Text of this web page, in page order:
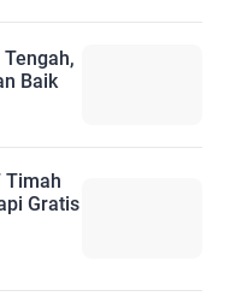
Baik
Timah
Gratis